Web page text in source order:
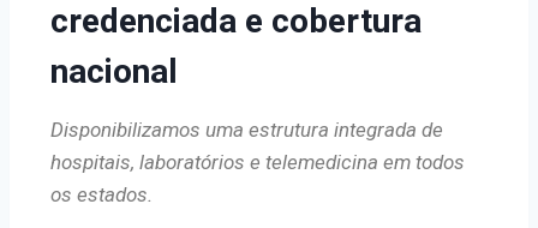
credenciada e cobertura
nacional
Disponibilizamos uma estrutura integrada de
hospitais, laboratórios e telemedicina em todos
os estados.